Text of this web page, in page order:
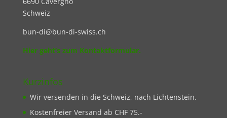
Schweiz
bun-di@bun-di-swiss.ch
Hier geht’s zum Kontaktformular.
Kurzinfos
Wir versenden in die Schweiz, nach Lichtenstein.
Kostenfreier Versand ab CHF 75.-